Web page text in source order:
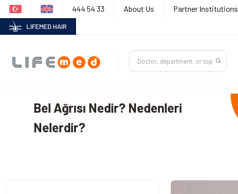
444 54 33 About Us Partner Institutions
LIFEMED HAIR
Bel Ağrısı Nedir? Nedenleri
Nelerdir?